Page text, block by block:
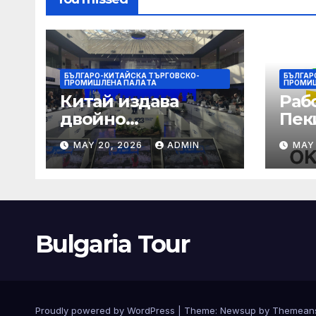
БЪЛГАРО-КИТАЙСКА ТЪРГОВСКО-
ПРОМИШЛЕНА ПАЛAТА
Китай издава
двойно
предупреждение
за силен дъжд и
пясъчни бури
MAY 20, 2026 ADMIN
Bulgaria Tour
Proudly powered by WordPress Theme: Newsup by